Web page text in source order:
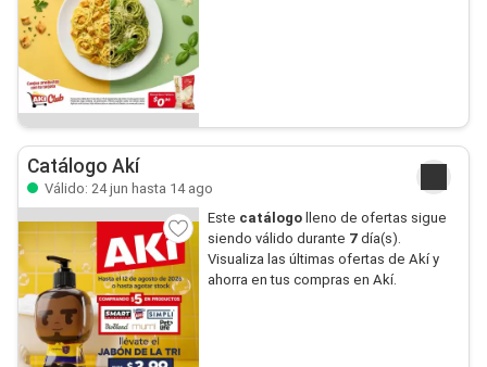
Catálogo Akí
Válido: 24 jun hasta 14 ago
Este catálogo lleno de ofertas sigue
siendo válido durante 7día(s).
Visualiza las últimas ofertas de Akí y
ahorra en tus compras en Akí.